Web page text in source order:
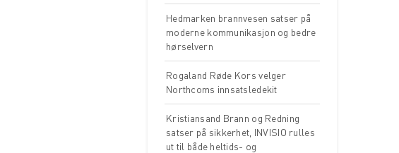
Hedmarken brannvesen satser på
moderne kommunikasjon og bedre
hørselvern
Rogaland Røde Kors velger
Northcoms innsatsledekit
Kristiansand Brann og Redning
satser på sikkerhet, INVISIO rulles
ut til både heltids- og